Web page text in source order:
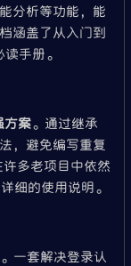
分析等功能，能
涵盖了从入门到
手册。
方案。通过继承
，避免编写重复
多老项目中依然
细的使用说明。
。一套解决登录认